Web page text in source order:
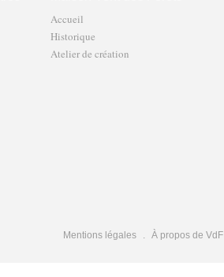
Accueil
Historique
Atelier de création
Mentions légales À propos de VdF